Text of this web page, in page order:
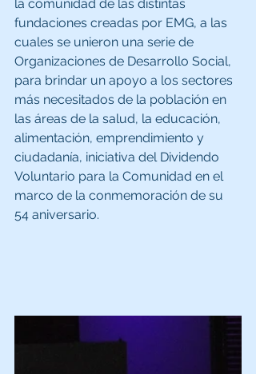
la comunidad de las distintas
fundaciones creadas por EMG, a las
cuales se unieron una serie de
Organizaciones de Desarrollo Social,
para brindar un apoyo a los sectores
más necesitados de la población en
las áreas de la salud, la educación,
alimentación, emprendimiento y
ciudadanía, iniciativa del Dividendo
Voluntario para la Comunidad en el
marco de la conmemoración de su
54 aniversario.